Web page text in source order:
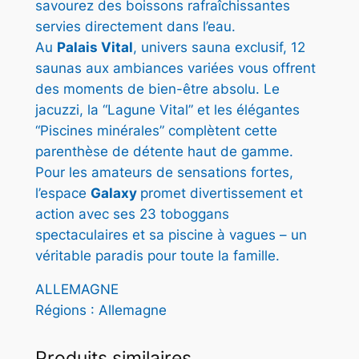
savourez des boissons rafraîchissantes
servies directement dans l’eau.
Au Palais Vital, univers sauna exclusif, 12
saunas aux ambiances variées vous offrent
des moments de bien-être absolu. Le
jacuzzi, la “Lagune Vital” et les élégantes
“Piscines minérales” complètent cette
parenthèse de détente haut de gamme.
Pour les amateurs de sensations fortes,
l’espace Galaxy promet divertissement et
action avec ses 23 toboggans
spectaculaires et sa piscine à vagues – un
véritable paradis pour toute la famille.
ALLEMAGNE
Régions : Allemagne